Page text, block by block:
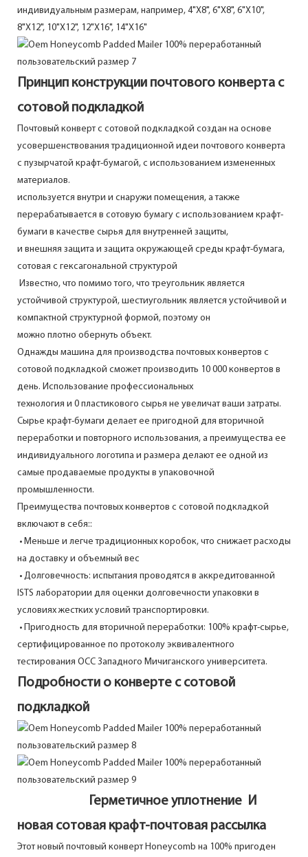
индивидуальным размерам, например, 4"X8", 6"X8", 6"X10",
8"X12", 10"X12", 12"X16", 14"X16"
Принцип конструкции почтового конверта с
сотовой подкладкой
Почтовый конверт с сотовой подкладкой создан на основе
усовершенствования традиционной идеи почтового конверта
с пузырчатой крафт-бумагой, с использованием измененных
материалов.
используется внутри и снаружи помещения, а также
перерабатывается в сотовую бумагу с использованием крафт-
бумаги в качестве сырья для внутренней защиты,
и внешняя защита и защита окружающей среды крафт-бумага,
сотовая с гексагональной структурой
Известно, что помимо того, что треугольник является
устойчивой структурой, шестиугольник является устойчивой и
компактной структурной формой, поэтому он
можно плотно обернуть объект.
Однажды машина для производства почтовых конвертов с
сотовой подкладкой сможет производить 10 000 конвертов в
день. Использование профессиональных
технология и 0 пластикового сырья не увеличат ваши затраты.
Сырье крафт-бумаги делает ее пригодной для вторичной
переработки и повторного использования, а преимущества ее
индивидуального логотипа и размера делают ее одной из
самые продаваемые продукты в упаковочной
промышленности.
Преимущества почтовых конвертов с сотовой подкладкой
включают в себя::
• Меньше и легче традиционных коробок, что снижает расходы
на доставку и объемный вес
• Долговечность: испытания проводятся в аккредитованной
ISTS лаборатории для оценки долговечности упаковки в
условиях жестких условий транспортировки.
• Пригодность для вторичной переработки: 100% крафт-сырье,
сертифицированное по протоколу эквивалентного
тестирования OCC Западного Мичиганского университета.
Подробности о конверте с сотовой
подкладкой
Герметичное уплотнение И
новая сотовая крафт-почтовая рассылка
Этот новый почтовый конверт Honeycomb на 100% пригоден